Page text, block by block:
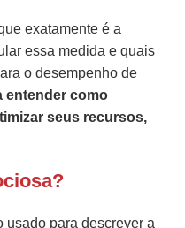
exatamente é a
essa medida e quais
o desempenho de
entender como
seus recursos,
usado para descrever a